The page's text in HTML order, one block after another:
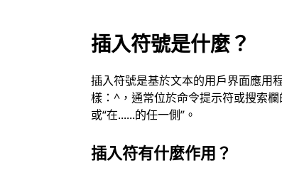
插入符號是什麼？
插入符號是基於文本的用戶界面應用
樣：^，通常位於命令提示符或搜索
或“在......的任一側”。
插入符有什麼作用？